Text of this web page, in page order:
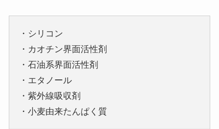
・シリコン
・カオチン界面活性剤
・石油系界面活性剤
・エタノール
・紫外線吸収剤
・小麦由来たんぱく質